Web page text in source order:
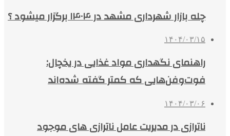
چله بازار شهرداری مشهد در ۱۴۰۴ برگزار میشود ؟
۱۴۰۴/۰۳/۱۵
راهنمای نگهداری مواد غذایی در یخچال:
فوت‌وفن‌هایی که کمتر گفته شده‌اند
۱۴۰۴/۰۳/۰۶
ناترازی در مدیریت عامل ناترازی های موجود